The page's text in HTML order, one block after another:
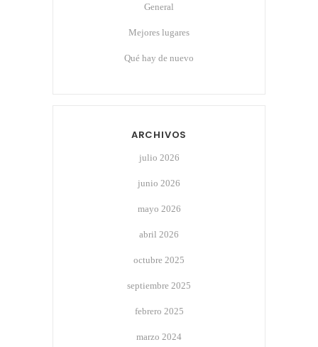
General
Mejores lugares
Qué hay de nuevo
ARCHIVOS
julio 2026
junio 2026
mayo 2026
abril 2026
octubre 2025
septiembre 2025
febrero 2025
marzo 2024